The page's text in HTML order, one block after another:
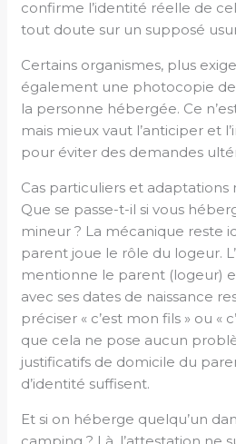
confirme l’identité réelle de
tout doute sur un supposé
Certains organismes, plus
également une photocopie de
la personne hébergée. Ce
mais mieux vaut l’anticiper et
pour éviter des demandes
Cas particuliers et adaptations
Que se passe-t-il si vous
mineur ? La mécanique reste
parent joue le rôle du logeur.
mentionne le parent (logeur)
avec ses dates de naissance
préciser « c’est mon fils » ou «
que cela ne pose aucun
justificatifs de domicile du
d’identité suffisent.
Et si on héberge quelqu’un